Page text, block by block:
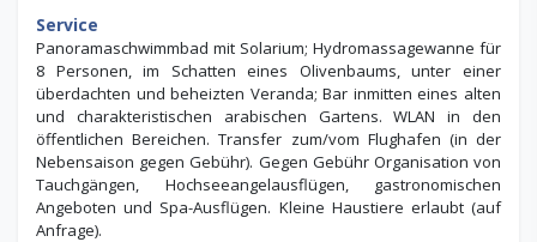
Service
Panoramaschwimmbad mit Solarium; Hydromassagewanne für
8 Personen, im Schatten eines Olivenbaums, unter einer
überdachten und beheizten Veranda; Bar inmitten eines alten
und charakteristischen arabischen Gartens. WLAN in den
öffentlichen Bereichen. Transfer zum/vom Flughafen (in der
Nebensaison gegen Gebühr). Gegen Gebühr Organisation von
Tauchgängen, Hochseeangelausflügen, gastronomischen
Angeboten und Spa-Ausflügen. Kleine Haustiere erlaubt (auf
Anfrage).